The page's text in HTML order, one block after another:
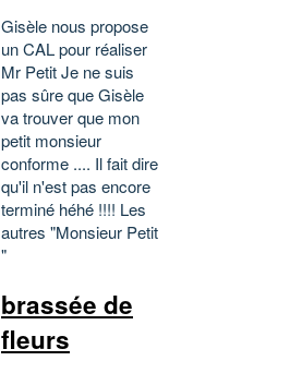
Gisèle nous propose
un CAL pour réaliser
Mr Petit Je ne suis
pas sûre que Gisèle
va trouver que mon
petit monsieur
conforme .... Il fait dire
qu'il n'est pas encore
terminé héhé !!!! Les
autres "Monsieur Petit
"
brassée de
fleurs